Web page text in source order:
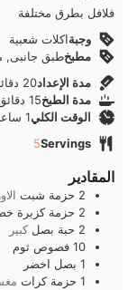
فلافل بطرق مختلفة
وجبةاكلات شعبية
مطبخطبق جانبى,
مدة الإعداد20
مدة الطبخ15دقائق
الوقت الكلي1
Servings
5
المقادير
2 حزمة شبت
2 حزمةكزبرة
2 حبة بصل كبير
10 فصوص ثوم
1 بصل اخضر
1 حزمةكرات